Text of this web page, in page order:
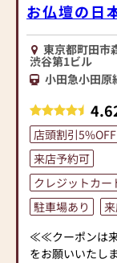
ます。お客様の
先に考え、心か
を提供いたしま
お仏壇のはせが
の大切なご供養
手伝いさせてい
ひ一度、当店に
い。心地よい空
仏具をご覧いた
ッフ一同、心よ
ります。」
品整理のご相談
予約ボタン」か
い)
●お電話(ご相談
仏壇を見た」と
●訪問(はせがわ
がご相談や商品
きを致します)
≪お仏壇のはせ
へ≫
「仏壇や仏具を
ら、ぜひお仏壇
では、さまざま
場づくり）の形
ります。ご自身
た供養の形につ
や、お困りのこ
ください。店内
仏具・お位牌・
等、豊富にご用
す。1,000種類以
の中からお客様
壇・お仏具をご
す。
≪「カリモク家
お仏壇の日
東京都町田市
渋谷第1ビル
小田急小田原
店頭割引5%OFF
来店予約可
クレジットカー
駐車場あり
≪≪クーポンは
をお願いいた